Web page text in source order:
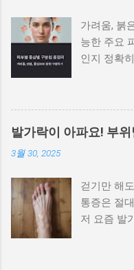
가려움, 붉
능한 주요
인지 정확
수 있으며
은 반점, 각
피부병을
적인 피부
는 경우 습
다 가장 흔
양상이 다
으로, 특
발가락이 아파요! 부
3월 30, 2025
걷기만 해
통증은 절
저 요즘 발
딜 때, 말